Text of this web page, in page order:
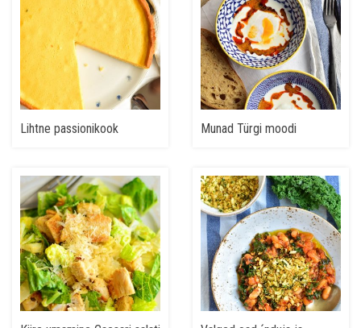
Lihtne passionikook Munad Türgi moodi